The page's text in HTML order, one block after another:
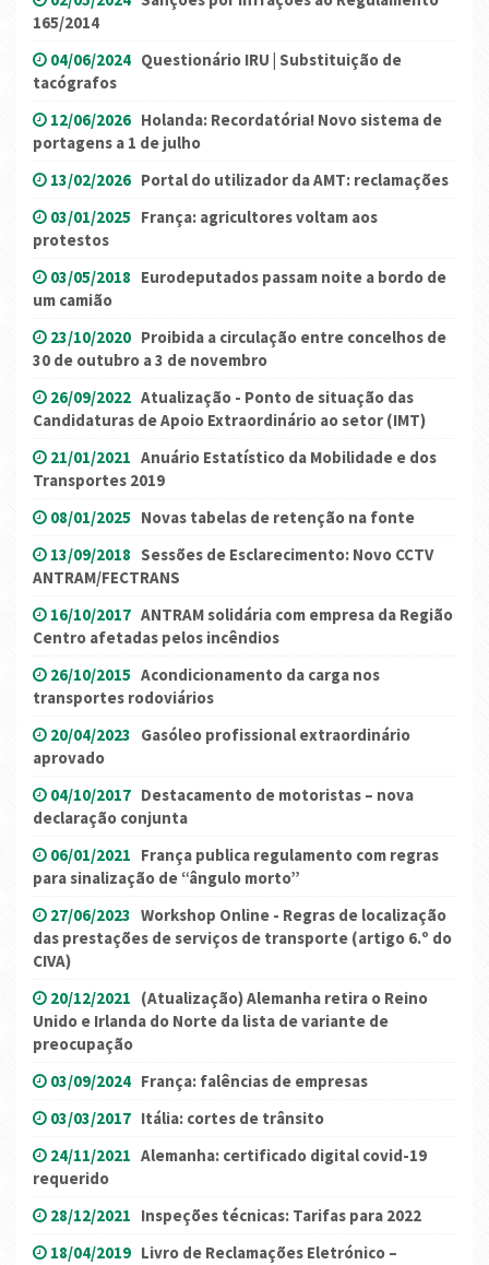
165/2014
04/06/2024 Questionário IRU | Substituição de
tacógrafos
12/06/2026 Holanda: Recordatória! Novo sistema de
portagens a 1 de julho
13/02/2026 Portal do utilizador da AMT: reclamações
03/01/2025 França: agricultores voltam aos
protestos
03/05/2018 Eurodeputados passam noite a bordo de
um camião
23/10/2020 Proibida a circulação entre concelhos de
30 de outubro a 3 de novembro
26/09/2022 Atualização - Ponto de situação das
Candidaturas de Apoio Extraordinário ao setor (IMT)
21/01/2021 Anuário Estatístico da Mobilidade e dos
Transportes 2019
08/01/2025 Novas tabelas de retenção na fonte
13/09/2018 Sessões de Esclarecimento: Novo CCTV
ANTRAM/FECTRANS
16/10/2017 ANTRAM solidária com empresa da Região
Centro afetadas pelos incêndios
26/10/2015 Acondicionamento da carga nos
transportes rodoviários
20/04/2023 Gasóleo profissional extraordinário
aprovado
04/10/2017 Destacamento de motoristas – nova
declaração conjunta
06/01/2021 França publica regulamento com regras
para sinalização de “ângulo morto”
27/06/2023 Workshop Online - Regras de localização
das prestações de serviços de transporte (artigo 6.º do
CIVA)
20/12/2021 (Atualização) Alemanha retira o Reino
Unido e Irlanda do Norte da lista de variante de
preocupação
03/09/2024 França: falências de empresas
03/03/2017 Itália: cortes de trânsito
24/11/2021 Alemanha: certificado digital covid-19
requerido
28/12/2021 Inspeções técnicas: Tarifas para 2022
18/04/2019 Livro de Reclamações Eletrónico –